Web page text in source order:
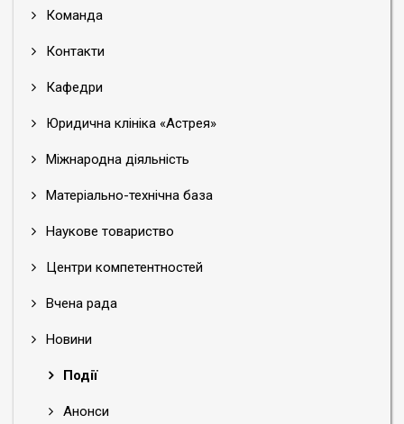
Команда
Контакти
Кафедри
Юридична клініка «Астрея»
Міжнародна діяльність
Матеріально-технічна база
Наукове товариство
Центри компетентностей
Вчена рада
Новини
Події
Анонси